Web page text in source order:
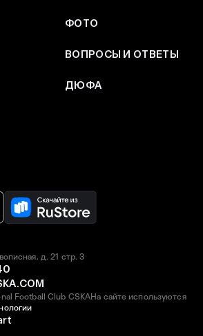
ФОТО
ВОПРОСЫ И ОТВЕТЫ
ДЮФА
Football Club CSKAНа сайте используются
д. 21 стр. 3